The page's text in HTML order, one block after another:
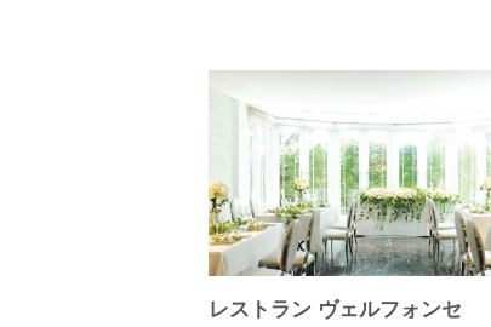
レストラン ヴェルフォンセ